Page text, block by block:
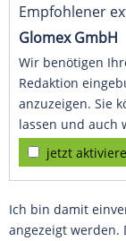
Empfohlener
Glomex GmbH
Wir benötigen
Redaktion
anzuzeigen. Sie
lassen und auch
jetzt
Ich bin damit
angezeigt werden.